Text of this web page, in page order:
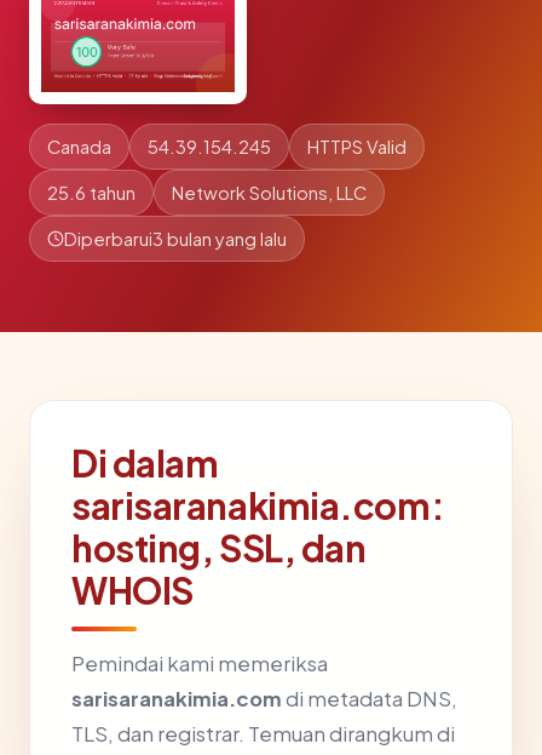
Canada 54.39.154.245 HTTPS Valid
25.6 tahun Network Solutions, LLC
Diperbarui3 bulan yang lalu
Di dalam
sarisaranakimia.com:
hosting, SSL, dan
WHOIS
Pemindai kami memeriksa
sarisaranakimia.comdi metadata DNS,
TLS, dan registrar. Temuan dirangkum di